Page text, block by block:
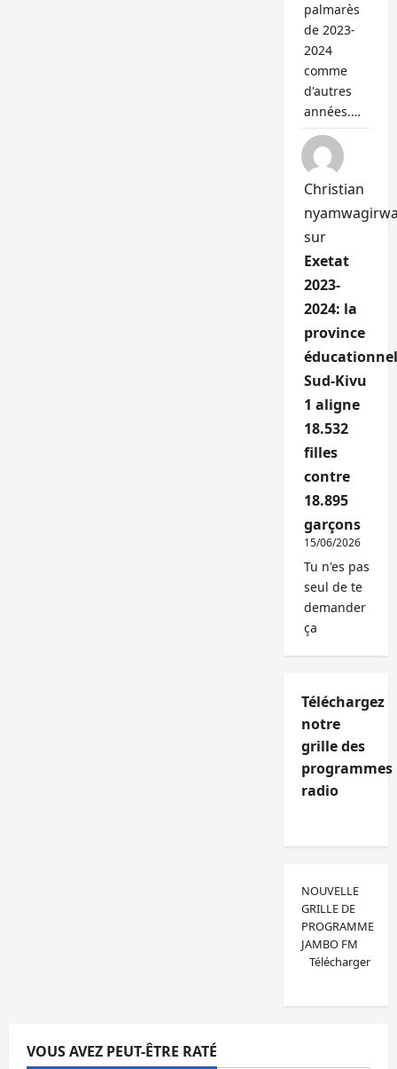
palmarès
de 2023-
2024
comme
d'autres
années.…
Christian
sur
Exetat
2023-
2024: la
province
Sud-Kivu
1 aligne
18.532
filles
contre
18.895
garçons
15/06/2026
Tu n'es pas
seul de te
demander
ça
Téléchargez
notre
grille des
programmes
radio
NOUVELLE
GRILLE DE
PROGRAMME
JAMBO FM
Télécharger
VOUS AVEZ PEUT-ÊTRE RATÉ